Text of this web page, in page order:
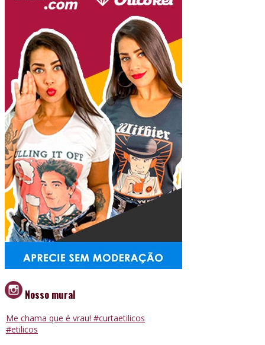
Nosso mural
Me chama que é vrau! #curtaetilicos
#etilicos